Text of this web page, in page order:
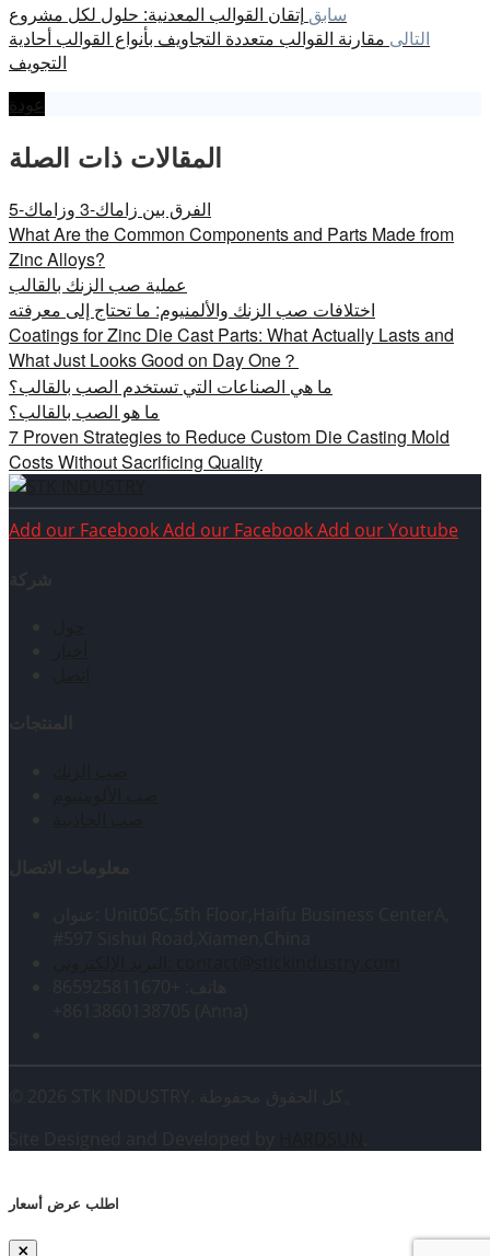
سابق إتقان القوالب المعدنية: حلول لكل مشروع
التالى مقارنة القوالب متعددة التجاويف بأنواع القوالب أحادية
التجويف
عودة
المقالات ذات الصلة
الفرق بين زاماك-3 وزاماك-5
What Are the Common Components and Parts Made from
Zinc Alloys?
عملية صب الزنك بالقالب
اختلافات صب الزنك والألمنيوم: ما تحتاج إلى معرفته
Coatings for Zinc Die Cast Parts: What Actually Lasts and
What Just Looks Good on Day One？
ما هي الصناعات التي تستخدم الصب بالقالب؟
ما هو الصب بالقالب؟
7 Proven Strategies to Reduce Custom Die Casting Mold
Costs Without Sacrificing Quality
Add our FacebookAdd our FacebookAdd our Youtube
اطلب عرض أسعار